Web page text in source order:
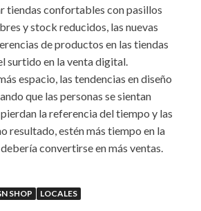
tiendas confortables con pasillos
y stock reducidos, las nuevas
de productos en las tiendas
surtido en la venta digital.
espacio, las tendencias en diseño
que las personas se sientan
la referencia del tiempo y las
resultado, estén más tiempo en la
convertirse en más ventas.
SHOP LOCALES